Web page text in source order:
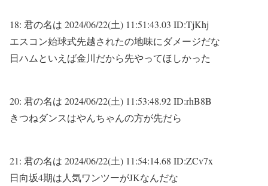
18: 君の名は 2024/06/22(土) 11:51:43.03 ID:TjKhj
エスコン始球式先越されたの地味にダメージだな
日ハムといえば金川だから先やってほしかった
20: 君の名は 2024/06/22(土) 11:53:48.92 ID:rhB8B
きつねダンスはやんちゃんの方が先だら
21: 君の名は 2024/06/22(土) 11:54:14.68 ID:ZCv7x
日向坂4期は人気ワンツーがJKなんだな